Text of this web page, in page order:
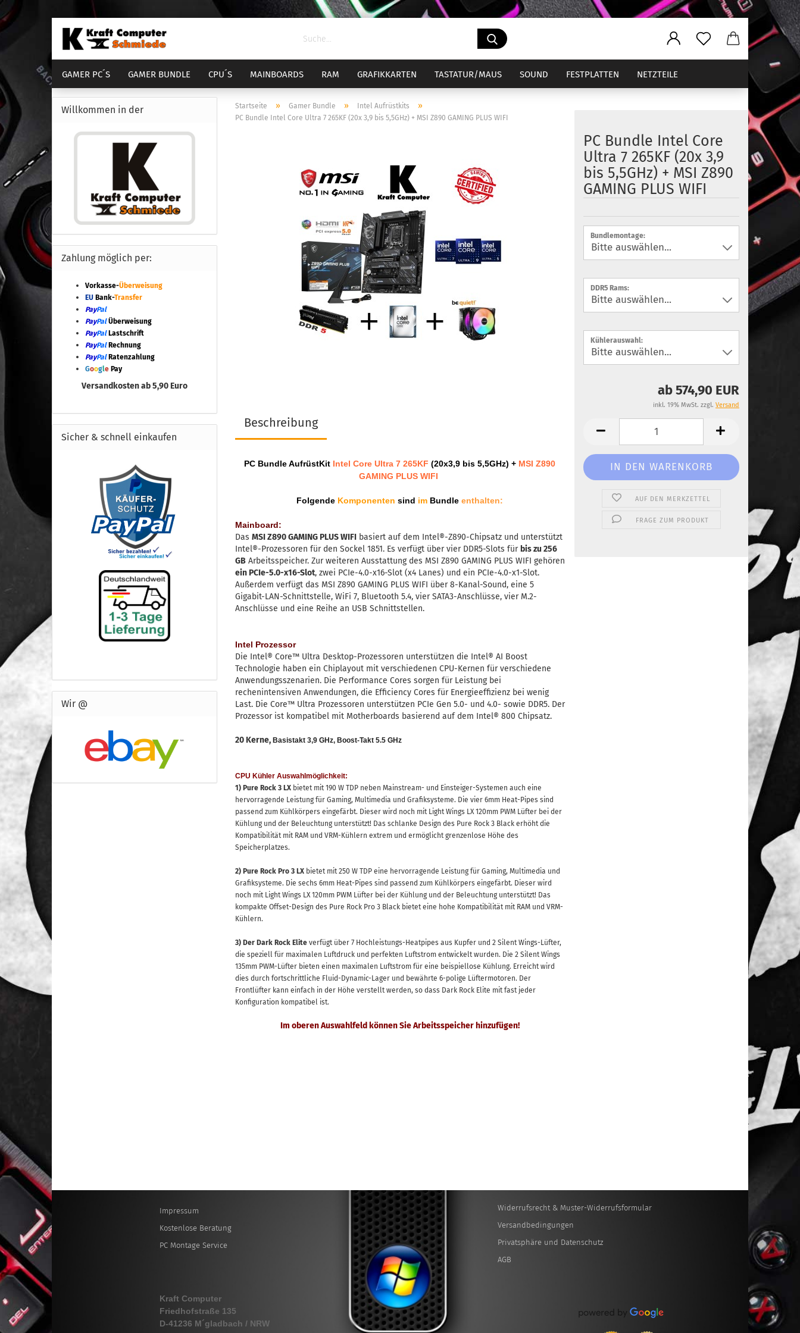
GAMER PC´S GAMER BUNDLE
AM5 Bundle
CPU´S MAINBOARDS RAM GRAFIKKARTEN TASTATUR/MAUS SOUND FESTPLATTEN NETZTEILE
DIENSTLEISTUNGEN COMPUTER GEHÄUSEStartseite » Gamer Bundle » Intel Aufrüstkits »
PC Bundle Intel Core Ultra 7 265KF (20x 3,9 bis 5,5GHz) + MSI Z890 GAMING PLUS WIFI
PC Bundle Intel Core
Ultra 7 265KF (20x 3,9
bis 5,5GHz) + MSI Z890
GAMING PLUS WIFI
Bundlemontage:
DDR5 Rams:
Kühlerauswahl:
ab 574,90 EUR
inkl. 19% MwSt. zzgl. Versand
AUF DEN MERKZETTEL
FRAGE ZUM PRODUKT
Beschreibung
PC Bundle AufrüstKit Intel Core Ultra 7 265KF (20x3,9 bis 5,5GHz) + MSI Z890
GAMING PLUS WIFI
Folgende Komponentensind im Bundleenthalten:
Mainboard:
Das MSI Z890 GAMING PLUS WIFIbasiert auf dem Intel®-Z890-Chipsatz und unterstützt
Intel®-Prozessoren für den Sockel 1851. Es verfügt über vier DDR5-Slots für bis zu 256
GBArbeitsspeicher. Zur weiteren Ausstattung des MSI Z890 GAMING PLUS WIFI gehören
ein PCIe-5.0-x16-Slot, zwei PCIe-4.0-x16-Slot (x4 Lanes) und ein PCIe-4.0-x1-Slot.
Außerdem verfügt das MSI Z890 GAMING PLUS WIFI über 8-Kanal-Sound, eine 5
Gigabit-LAN-Schnittstelle, WiFi 7, Bluetooth 5.4, vier SATA3-Anschlüsse, vier M.2-
Anschlüsse und eine Reihe an USB Schnittstellen.
Intel Prozessor
Die Intel® Core™ Ultra Desktop-Prozessoren unterstützen die Intel® AI Boost
Technologie haben ein Chiplayout mit verschiedenen CPU-Kernen für verschiedene
Anwendungsszenarien. Die Performance Cores sorgen für Leistung bei
rechenintensiven Anwendungen, die Efficiency Cores für Energieeffizienz bei wenig
Last. Die Core™ Ultra Prozessoren unterstützen PCIe Gen 5.0- und 4.0- sowie DDR5. Der
Prozessor ist kompatibel mit Motherboards basierend auf dem Intel® 800 Chipsatz.
20 Kerne, Basistakt 3,9 GHz, Boost-Takt 5.5 GHz
CPU Kühler Auswahlmöglichkeit:
1) Pure Rock 3 LXbietet mit 190 W TDP neben Mainstream- und Einsteiger-Systemen auch eine
hervorragende Leistung für Gaming, Multimedia und Grafiksysteme. Die vier 6mm Heat-Pipes sind
passend zum Kühlkörpers eingefärbt. Dieser wird noch mit Light Wings LX 120mm PWM Lüfter bei der
Kühlung und der Beleuchtung unterstützt! Das schlanke Design des Pure Rock 3 Black erhöht die
Kompatibilität mit RAM und VRM-Kühlern extrem und ermöglicht grenzenlose Höhe des
Speicherplatzes.
2) Pure Rock Pro 3 LXbietet mit 250 W TDP eine hervorragende Leistung für Gaming, Multimedia und
Grafiksysteme. Die sechs 6mm Heat-Pipes sind passend zum Kühlkörpers eingefärbt. Dieser wird
noch mit Light Wings LX 120mm PWM Lüfter bei der Kühlung und der Beleuchtung unterstützt! Das
kompakte Offset-Design des Pure Rock Pro 3 Black bietet eine hohe Kompatibilität mit RAM und VRM-
Kühlern.
3) Der Dark Rock Elite verfügt über 7 Hochleistungs-Heatpipes aus Kupfer und 2 Silent Wings-Lüfter,
die speziell für maximalen Luftdruck und perfekten Luftstrom entwickelt wurden. Die 2 Silent Wings
135mm PWM-Lüfter bieten einen maximalen Luftstrom für eine beispiellose Kühlung. Erreicht wird
dies durch fortschrittliche Fluid-Dynamic-Lager und bewährte 6-polige Lüftermotoren. Der
Frontlüfter kann einfach in der Höhe verstellt werden, so dass Dark Rock Elite mit fast jeder
Konfiguration kompatibel ist.
Im oberen Auswahlfeld können Sie Arbeitsspeicher hinzufügen!
Willkommen in der
Zahlung möglich per:
Vorkasse-Überweisung
EU Bank-Transfer
PayPal
PayPalÜberweisung
PayPal Lastschrift
PayPal Rechnung
PayPal Ratenzahlung
Google Pay
Versandkosten ab 5,90 Euro
Sicher & schnell einkaufen
Wir @
Impressum
Kostenlose Beratung
PC Montage Service
Kraft Computer
Friedhofstraße 135
D-41236 M´gladbach / NRW
Widerrufsrecht & Muster-Widerrufsformular
Versandbedingungen
Privatsphäre und Datenschutz
AGB